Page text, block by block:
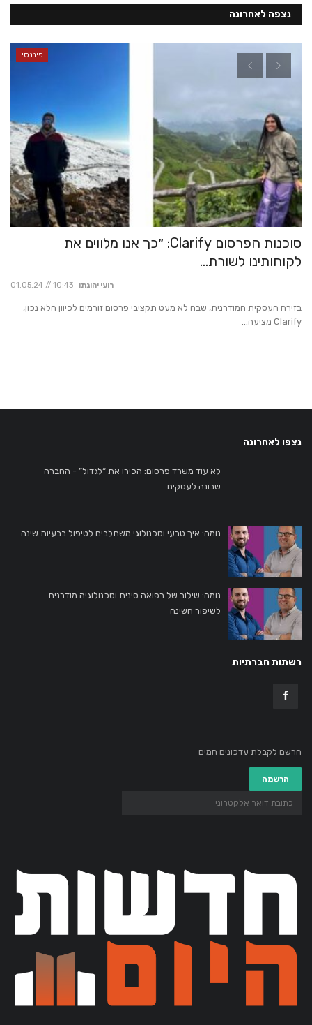
נצפה לאחרונה
פיננסי
סוכנות הפרסום Clarify: ״כך אנו מלווים את
לקוחותינו לשורת...
01.05.24 // 10:43 רועי יהונתן
בזירה העסקית המודרנית, שבה לא מעט תקציבי פרסום זורמים לכיוון הלא נכון,
Clarify מציעה...
נצפו לאחרונה
לא עוד משרד פרסום: הכירו את “לגדול” - החברה
שבונה לעסקים...
נומה: איך טבעי וטכנולוגי משתלבים לטיפול בבעיות שינה
נומה: שילוב של רפואה סינית וטכנולוגיה מודרנית
לשיפור השינה
רשתות חברתיות
הרשם לקבלת עדכונים חמים